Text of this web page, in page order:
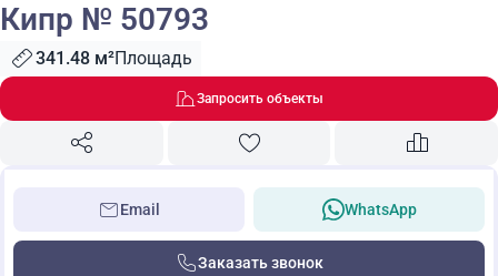
Кипр № 50793
341.48 м²Площадь
Запросить объекты
Email WhatsApp
Заказать звонок